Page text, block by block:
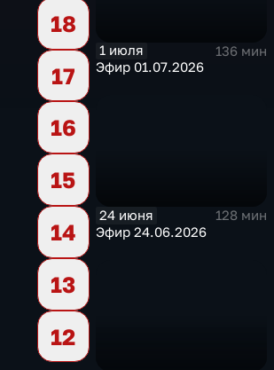
18
17
16
15
14
13
12
1 июля
136 мин
Эфир 01.07.2026
24 июня
128 мин
Эфир 24.06.2026